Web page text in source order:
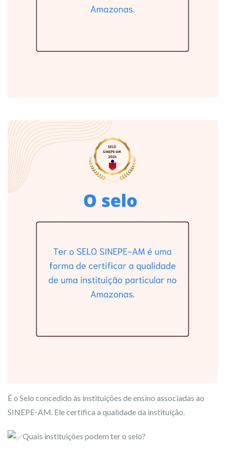
É o Selo concedido às instituições de ensino associadas ao
SINEPE-AM. Ele certifica a qualidade da instituição.
Quais instituições podem ter o selo?